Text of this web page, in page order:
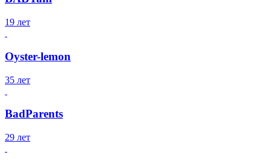
19 лет
Oyster-lemon
35 лет
BadParents
29 лет